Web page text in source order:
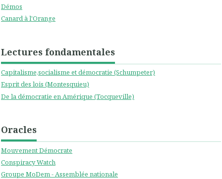
Démos
Canard à l'Orange
Lectures fondamentales
Capitalisme,socialisme et démocratie (Schumpeter)
Esprit des lois (Montesquieu)
De la démocratie en Amérique (Tocqueville)
Oracles
Mouvement Démocrate
Conspiracy Watch
Groupe MoDem - Assemblée nationale